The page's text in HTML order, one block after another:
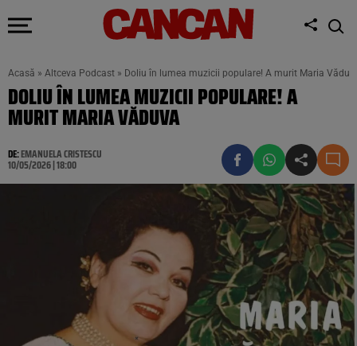
Acasă » Altceva Podcast » Doliu în lumea muzicii populare! A murit Maria
DOLIU ÎN LUMEA MUZICII POPULARE! A
MURIT MARIA VĂDUVA
DE:EMANUELA CRISTESCU
10/05/2026 | 18:00